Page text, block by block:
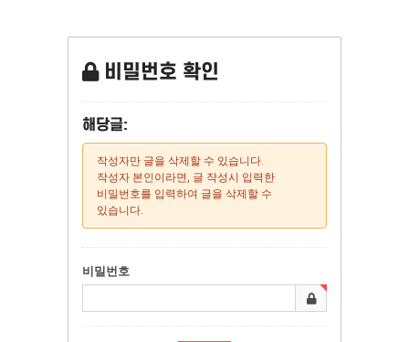
비밀번호 확인
해당글:
작성자만 글을 삭제할 수 있습니다.
작성자 본인이라면, 글 작성시 입력한
비밀번호를 입력하여 글을 삭제할 수
있습니다.
비밀번호